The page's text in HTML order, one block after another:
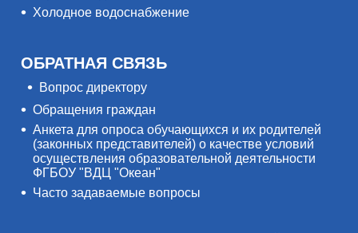
Холодное водоснабжение
ОБРАТНАЯ СВЯЗЬ
Вопрос директору
Обращения граждан
Анкета для опроса обучающихся и их родителей
(законных представителей) о качестве условий
осуществления образовательной деятельности
ФГБОУ "ВДЦ "Океан"
Часто задаваемые вопросы